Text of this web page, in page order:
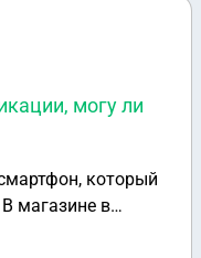
могу ли
который
магазине в
на витрине. На